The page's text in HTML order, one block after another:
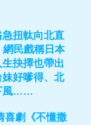
扭軚向北直
網民戲稱日本
抉擇也帶出
好嗲得、北
風……
喜劇《不懂撒